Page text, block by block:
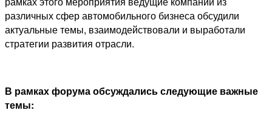
различных сфер автомобильного бизнеса обсудили
актуальные темы, взаимодействовали и выработали
стратегии развития отрасли.
В рамках форума обсуждались следующие важные
темы: